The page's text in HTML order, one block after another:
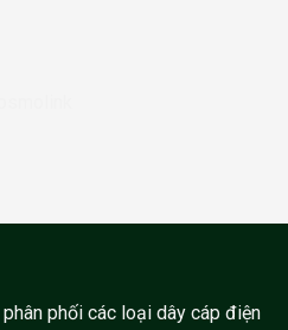
phối các loại dây cáp điện